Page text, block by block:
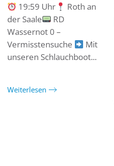
19:59 Uhr
Roth an
der Saale
RD
Wassernot 0 –
Vermisstensuche
Mit
unseren Schlauchboot...
Weiterlesen